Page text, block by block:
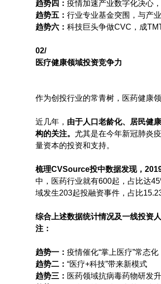
趋势四： 疫情加速产业数字化决心
趋势五： 行业专业基金突围，与产
趋势六： 科技巨头争做CVC，成
02/
医疗健康领域投资竞争力
作为创投行业的常青树，医药健康
近几年， 由于人口老龄化、居民健
构的关注。 尤其是在今年新冠肺炎
量资本的投资和支持。
梳理CVSource投中数据发现，
中，医药行业就有600起，占比达
域发生203起投融资事件，占比
综合上述数据统计情况及一线投资
注：
趋势一： 疫情催化“掌上医疗”常态化
趋势二： “医疗+科技”带来新模式
趋势三： 医药领域抗病毒药物研发